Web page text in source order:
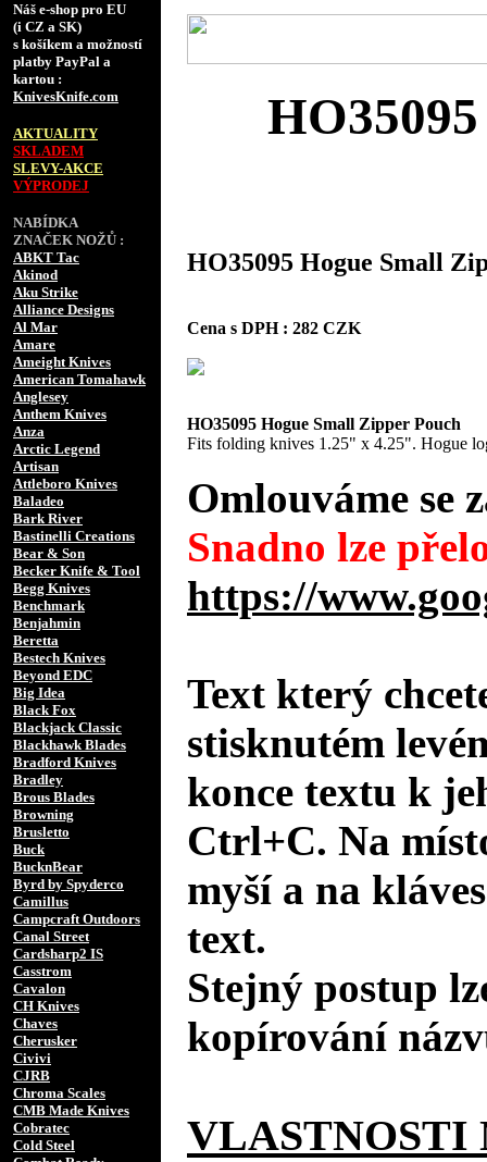
Náš e-shop pro EU
(i CZ a SK)
s košíkem a možností
platby PayPal a
kartou :
KnivesKnife.com
AKTUALITY
SKLADEM
SLEVY-AKCE
VÝPRODEJ
NABÍDKA
ZNAČEK NOŽŮ :
ABKT Tac
Akinod
Aku Strike
Alliance Designs
Al Mar
Amare
Ameight Knives
American Tomahawk
Anglesey
Anthem Knives
Anza
Arctic Legend
Artisan
Attleboro Knives
Baladeo
Bark River
Bastinelli Creations
Bear & Son
Becker Knife & Tool
Begg Knives
Benchmark
Benjahmin
Beretta
Bestech Knives
Beyond EDC
Big Idea
Black Fox
Blackjack Classic
Blackhawk Blades
Bradford Knives
Bradley
Brous Blades
Browning
Brusletto
Buck
BucknBear
Byrd by Spyderco
Camillus
Campcraft Outdoors
Canal Street
Cardsharp2 IS
Casstrom
Cavalon
CH Knives
Chaves
Cherusker
Civivi
CJRB
Chroma Scales
CMB Made Knives
Cobratec
Cold Steel
HO35095 Hogue Small
Cena s DPH : 282 CZK
HO35095 Hogue Small Zipper Pouch
Fits folding knives 1.25" x 4.25". Hogue
Omlouváme se
Snadno lze
https://
Text který
stisknutém
konce textu k
Ctrl+C. Na
myší a na
text.
Stejný postup
kopírování
VLASTNOSTI